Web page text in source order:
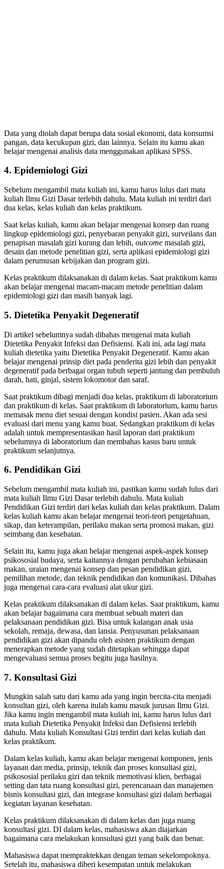
Data yang diolah dapat berupa data sosial ekonomi, data konsumsi
pangan, data kecukupan gizi, dan lainnya. Selain itu kamu akan
belajar mengenai analisis data menggunakan aplikasi SPSS.
4. Epidemiologi Gizi
Sebelum mengambil mata kuliah ini, kamu harus lulus dari mata
kuliah Ilmu Gizi Dasar terlebih dahulu. Mata kuliah ini terdiri dari
dua kelas, kelas kuliah dan kelas praktikum.
Saat kelas kuliah, kamu akan belajar mengenai konsep dan ruang
lingkup epidemiologi gizi, penyebaran penyakit gizi, surveilans dan
penapisan masalah gizi kurang dan lebih, outcome masalah gizi,
desain dan metode penelitian gizi, serta aplikasi epidemiologi gizi
dalam perumusan kebijakan dan program gizi.
Kelas praktikum dilaksanakan di dalam kelas. Saat praktikum kamu
akan belajar mengenai macam-macam metode penelitian dalam
epidemiologi gizi dan masih banyak lagi.
5. Dietetika Penyakit Degeneratif
Di artikel sebelumnya sudah dibahas mengenai mata kuliah
Dietetika Penyakit Infeksi dan Defisiensi. Kali ini, ada lagi mata
kuliah dietetika yaitu Dietetika Penyakit Degeneratif. Kamu akan
belajar mengenai prinsip diet pada penderita gizi lebih dan penyakit
degeneratif pada berbagai organ tubuh seperti jantung dan pembuluh
darah, hati, ginjal, sistem lokomotor dan saraf.
Saat praktikum dibagi menjadi dua kelas, praktikum di laboratorium
dan praktikum di kelas. Saat praktikum di laboratorium, kamu harus
memasak menu diet sesuai dengan kondisi pasien. Akan ada sesi
evaluasi dari menu yang kamu buat. Sedangkan praktikum di kelas
adalah untuk mempresentasikan hasil laporan dari praktikum
sebelumnya di laboratorium dan membahas kasus baru untuk
praktikum selanjutnya.
6. Pendidikan Gizi
Sebelum mengambil mata kuliah ini, pastikan kamu sudah lulus dari
mata kuliah Ilmu Gizi Dasar terlebih dahulu. Mata kuliah
Pendidikan Gizi terdiri dari kelas kuliah dan kelas praktikum. Dalam
kelas kuliah kamu akan belajar mengenai teori-teori pengetahuan,
sikap, dan keterampilan, perilaku makan serta promosi makan, gizi
seimbang dan kesehatan.
Selain itu, kamu juga akan belajar mengenai aspek-aspek konsep
psikososial budaya, serta kaitannya dengan perubahan kebiasaan
makan, uraian mengenai konsep dan pesan pendidikan gizi,
pemilihan metode, dan teknik pendidikan dan komunikasi. Dibahas
juga mengenai cara-cara evaluasi alat ukur gizi.
Kelas praktikum dilaksanakan di dalam kelas. Saat praktikum, kamu
akan belajar bagaimana cara membuat sebuah materi dan
pelaksanaan pendidikan gizi. Bisa untuk kalangan anak usia
sekolah, remaja, dewasa, dan lansia. Penyusunan pelaksanaan
pendidikan gizi akan dipandu oleh asisten praktikum dengan
menerapkan metode yang sudah ditetapkan sehingga dapat
mengevaluasi semua proses begitu juga hasilnya.
7. Konsultasi Gizi
Mungkin salah satu dari kamu ada yang ingin bercita-cita menjadi
konsultan gizi, oleh karena itulah kamu masuk jurusan Ilmu Gizi.
Jika kamu ingin mengambil mata kuliah ini, kamu harus lulus dari
mata kuliah Dietetika Penyakit Infeksi dan Defisiensi terlebih
dahulu. Mata kuliah Konsultasi Gizi terdiri dari kelas kuliah dan
kelas praktikum.
Dalam kelas kuliah, kamu akan belajar mengenai komponen, jenis
layanan dan media, prinsip, teknik dan proses konsultasi gizi,
psikososial perilaku gizi dan teknik memotivasi klien, berbagai
setting dan tata ruang konsultasi gizi, perencanaan dan manajemen
bisnis konsultasi gizi, dan integrase konsultasi gizi dalam berbagai
kegiatan layanan kesehatan.
Kelas praktikum dilaksanakan di dalam kelas dan juga ruang
konsultasi gizi. DI dalam kelas, mahasiswa akan diajarkan
bagaimana cara melakukan konsultasi gizi yang baik dan benar.
Mahasiswa dapat mempraktekkan dengan teman sekelompoknya.
Setelah itu, mahasiswa diberi kesempatan untuk melakukan